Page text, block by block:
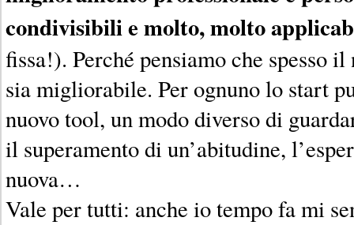
condivisibili e molto, molto
fissa!). Perché pensiamo che spesso
sia migliorabile. Per ognuno lo start
nuovo tool, un modo diverso di
il superamento di un’abitudine,
nuova…
Vale per tutti: anche io tempo fa mi